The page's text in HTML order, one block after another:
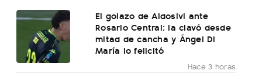
El golazo de Aldosivi ante
Rosario Central: la clavó desde
mitad de cancha y Ángel Di
María lo felicitó
Hace 3 horas